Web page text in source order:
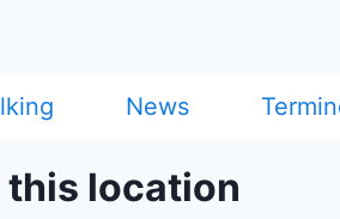
News
this location